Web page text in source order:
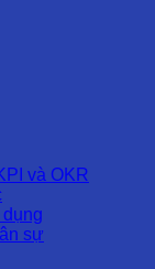
và OKR
sự